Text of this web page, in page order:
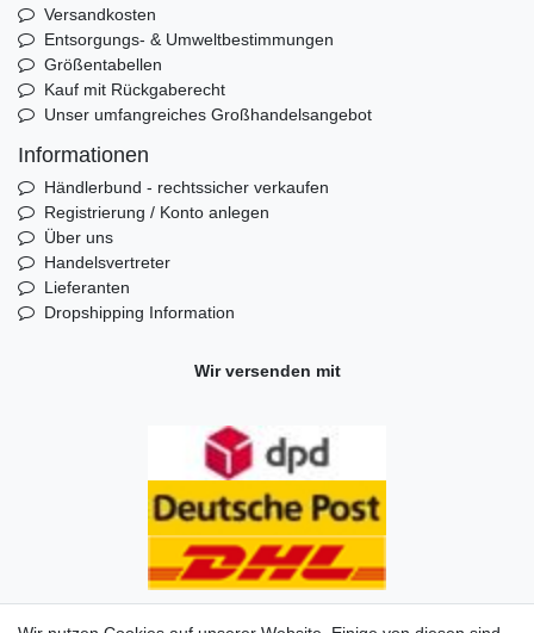
Versandkosten
Entsorgungs- & Umweltbestimmungen
Größentabellen
Kauf mit Rückgaberecht
Unser umfangreiches Großhandelsangebot
Informationen
Händlerbund - rechtssicher verkaufen
Registrierung / Konto anlegen
Über uns
Handelsvertreter
Lieferanten
Dropshipping Information
Wir versenden mit